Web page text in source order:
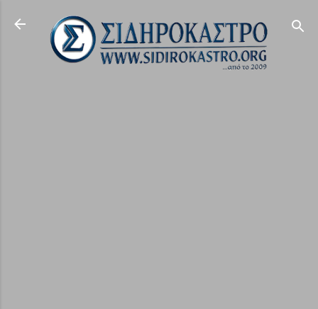
Μετάβαση στο κύριο περιεχόμενο